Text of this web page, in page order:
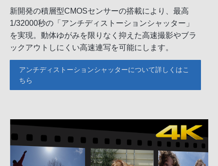
新開発の積層型CMOSセンサーの搭載により、最高
1/32000秒の「アンチディストーションシャッター」
を実現。動体ゆがみを限りなく抑えた高速撮影やブラ
ックアウトしにくい高速連写を可能にします。
アンチディストーションシャッターについて詳しくはこ
ちら